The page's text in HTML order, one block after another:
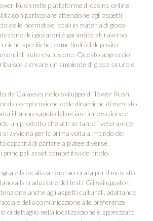
Rush nelle piattaforme di casino online
con particolare attenzione agli aspetti
delle normative locali in materia di gioco
dei giocatori è garantito attraverso
specifiche, come limiti di deposito
di auto-esclusione. Questo approccio
a creare un ambiente di gioco sicuro e
da Galaxsys nello sviluppo di Tower Rush
comprensione delle dinamiche di mercato
hanno saputo bilanciare innovazione e
un prodotto che attrae tanto i veterani del
avvicina per la prima volta al mondo dei
capacità di parlare a platee diverse
principali asset competitivi del titolo.
e la localizzazione accurata per il mercato
alla traduzione dei testi. Gli sviluppatori
anche agli aspetti culturali, adattando
e della comunicazione alle preferenze
di dettaglio nella localizzazione è apprezzato